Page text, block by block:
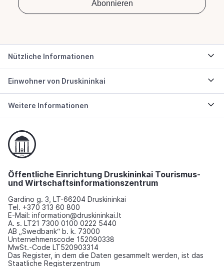
Nützliche Informationen
Einwohner von Druskininkai
Weitere Informationen
Öffentliche Einrichtung Druskininkai Tourismus-
und Wirtschaftsinformationszentrum
Gardino g. 3, LT-66204 Druskininkai
Tel. +370 313 60 800
E-Mail: information@druskininkai.lt
A. s. LT21 7300 0100 0222 5440
AB „Swedbank“ b. k. 73000
Unternehmenscode 152090338
MwSt.-Code LT520903314
Das Register, in dem die Daten gesammelt werden, ist das
Staatliche Registerzentrum